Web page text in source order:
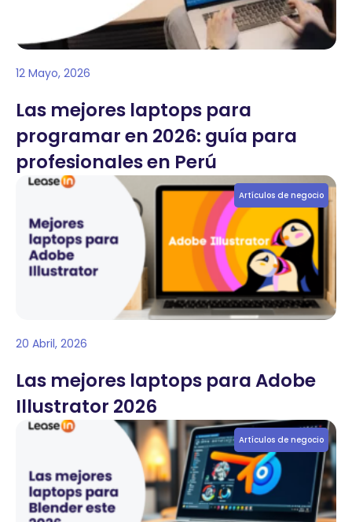
12 Mayo, 2026
Las mejores laptops para
programar en 2026: guía para
profesionales en Perú
Artículos de negocio
20 Abril, 2026
Las mejores laptops para Adobe
Illustrator 2026
Artículos de negocio